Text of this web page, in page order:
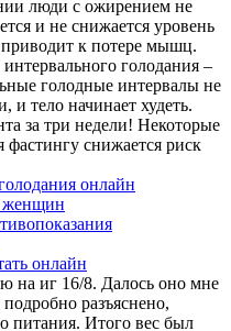
люди с ожирением не
и не снижается уровень
к потере мышц.
голодания –
голодные интервалы не
и тело начинает худеть.
за три недели! Некоторые
фастингу снижается риск
онлайн
женщин
онлайн
на иг 16/8. Далось оно мне
разъяснено,
питания. Итого вес был